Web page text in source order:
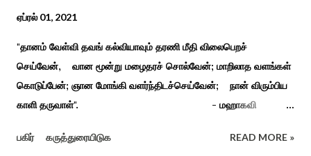
ஏப்ரல் 01, 2021
"தானம் வேள்வி தவங் கல்வியாவும் தரணி மீதி விலைபெறச்
செய்வேன், வான மூன்று மழைதரச் சொல்வேன்; மாறிலாத வளங்கள்
கொடுப்பேன்; ஞான மோங்கி வளர்ந்திடச்செய்வேன்; நான் விரும்பிய
காளி தருவாள்". - மஹாகவி
கொல்லங்குடி கிராம பக்தரின் கனவில் அய்யனார் தோன்றி
பகிர் கருத்துரையிடுக READ MORE »